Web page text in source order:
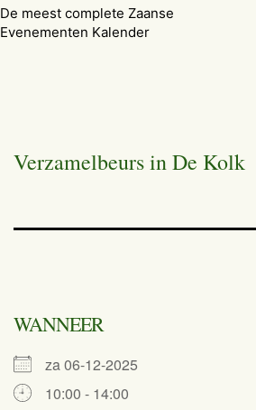
De meest complete Zaanse
Evenementen Kalender
Verzamelbeurs in De Kolk
WANNEER
za 06-12-2025
10:00 - 14:00